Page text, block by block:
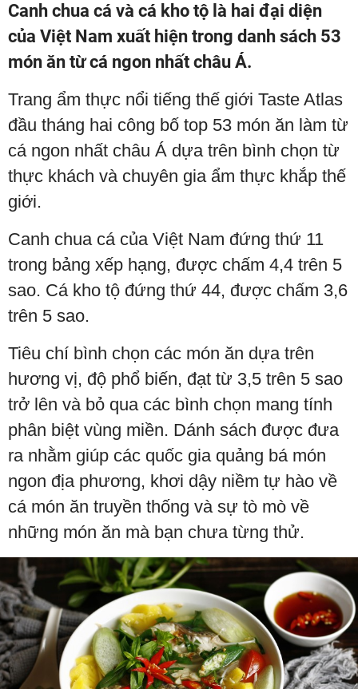
Canh chua cá và cá kho tộ là hai đại diện
của Việt Nam xuất hiện trong danh sách 53
món ăn từ cá ngon nhất châu Á.
Trang ẩm thực nổi tiếng thế giới Taste Atlas
đầu tháng hai công bố top 53 món ăn làm từ
cá ngon nhất châu Á dựa trên bình chọn từ
thực khách và chuyên gia ẩm thực khắp thế
giới.
Canh chua cá của Việt Nam đứng thứ 11
trong bảng xếp hạng, được chấm 4,4 trên 5
sao. Cá kho tộ đứng thứ 44, được chấm 3,6
trên 5 sao.
Tiêu chí bình chọn các món ăn dựa trên
hương vị, độ phổ biến, đạt từ 3,5 trên 5 sao
trở lên và bỏ qua các bình chọn mang tính
phân biệt vùng miền. Dánh sách được đưa
ra nhằm giúp các quốc gia quảng bá món
ngon địa phương, khơi dậy niềm tự hào về
cá món ăn truyền thống và sự tò mò về
những món ăn mà bạn chưa từng thử.